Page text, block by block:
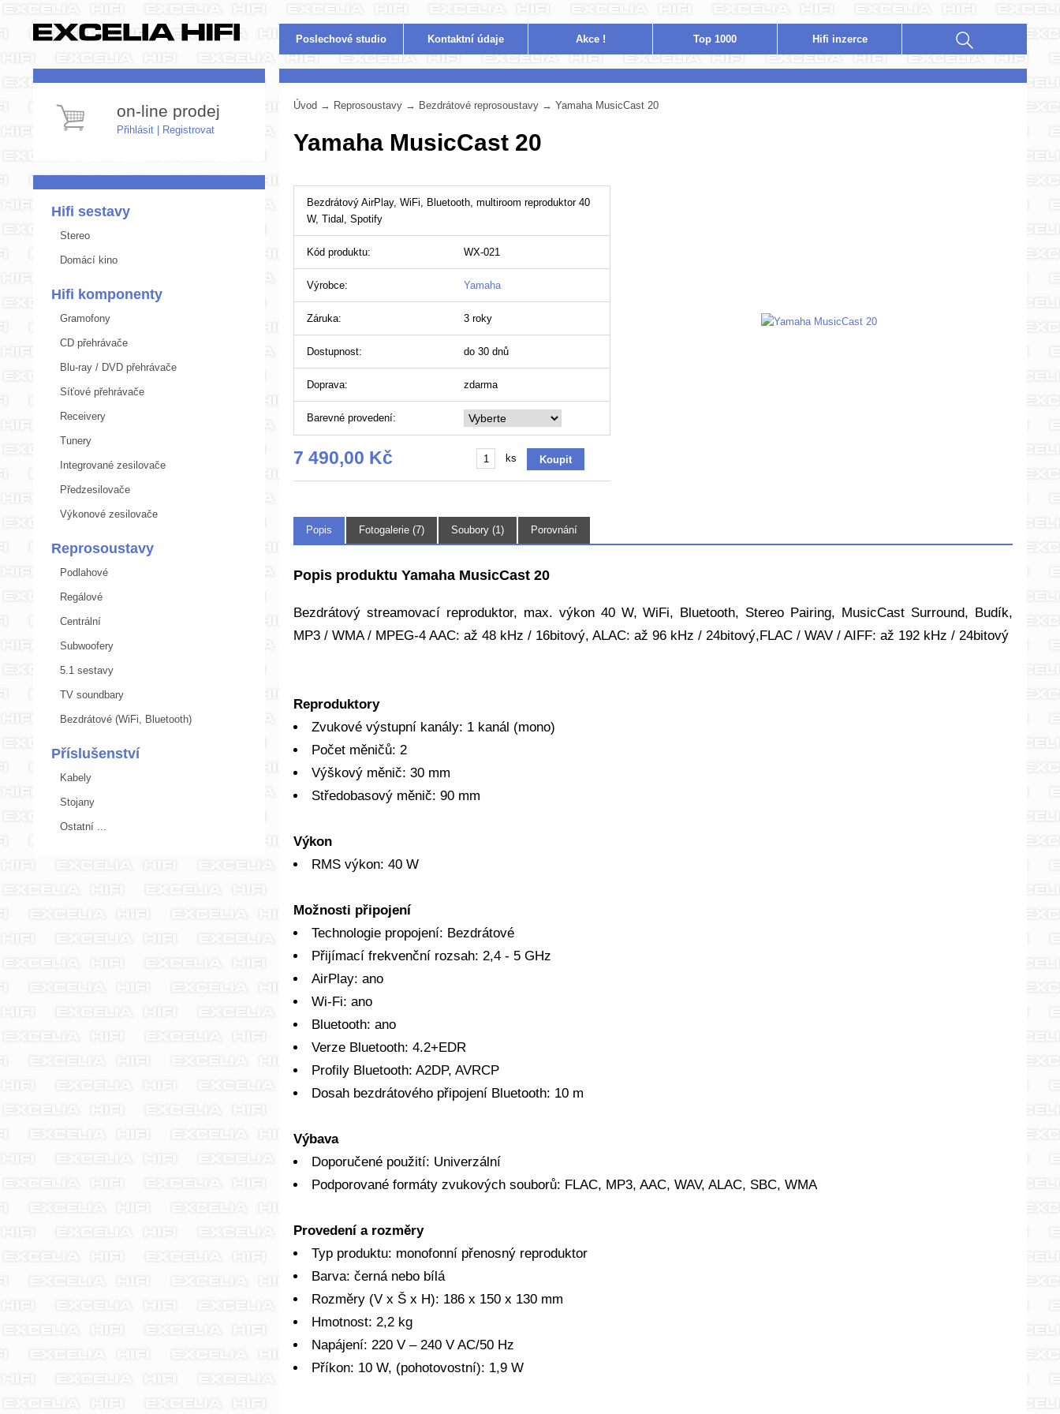
Poslechové studio Kontaktní údaje Akce ! Top 1000 Hifi inzerce
on-line prodej
Přihlásit Registrovat
Hifi sestavy
Stereo
Domácí kino
Hifi komponenty
Gramofony
CD přehrávače
Blu-ray / DVD přehrávače
Síťové přehrávače
Receivery
Tunery
Integrované zesilovače
Předzesilovače
Výkonové zesilovače
Reprosoustavy
Podlahové
Regálové
Centrální
Subwoofery
5.1 sestavy
TV soundbary
Bezdrátové (WiFi, Bluetooth)
Příslušenství
Kabely
Stojany
Ostatní ...
Úvod → Reprosoustavy → Bezdrátové reprosoustavy → Yamaha MusicCast 20
Yamaha MusicCast 20
Bezdrátový AirPlay, WiFi, Bluetooth, multiroom reproduktor 40
W, Tidal, Spotify
Kód produktu: WX-021
Výrobce: Yamaha
Záruka: 3 roky
Dostupnost: do 30 dnů
Doprava: zdarma
Barevné provedení:
7 490,00 Kč ks
Popis Fotogalerie (7) Soubory (1) Porovnání
Popis produktu Yamaha MusicCast 20
Bezdrátový streamovací reproduktor, max. výkon 40 W, WiFi, Bluetooth, Stereo Pairing, MusicCast Surround, Budík,
MP3 / WMA / MPEG-4 AAC: až 48 kHz / 16bitový, ALAC: až 96 kHz / 24bitový,FLAC / WAV / AIFF: až 192 kHz / 24bitový
Reproduktory
Zvukové výstupní kanály: 1 kanál (mono)
Počet měničů: 2
Výškový měnič: 30 mm
Středobasový měnič: 90 mm
Výkon
RMS výkon: 40 W
Možnosti připojení
Technologie propojení: Bezdrátové
Přijímací frekvenční rozsah: 2,4 - 5 GHz
AirPlay: ano
Wi-Fi: ano
Bluetooth: ano
Verze Bluetooth: 4.2+EDR
Profily Bluetooth: A2DP, AVRCP
Dosah bezdrátového připojení Bluetooth: 10 m
Výbava
Doporučené použití: Univerzální
Podporované formáty zvukových souborů: FLAC, MP3, AAC, WAV, ALAC, SBC, WMA
Provedení a rozměry
Typ produktu: monofonní přenosný reproduktor
Barva: černá nebo bílá
Rozměry (V x Š x H): 186 x 150 x 130 mm
Hmotnost: 2,2 kg
Napájení: 220 V – 240 V AC/50 Hz
Příkon: 10 W, (pohotovostní): 1,9 W